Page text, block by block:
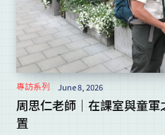
專訪系列 June 8, 2026
周思仁老師｜在課室與童
置